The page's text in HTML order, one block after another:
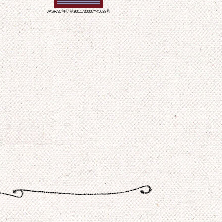
JASRAC許諾第9011730007Y45038号